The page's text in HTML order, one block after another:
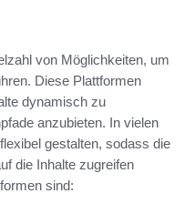
von Möglichkeiten, um
Diese Plattformen
dynamisch zu
anzubieten. In vielen
flexibel gestalten, sodass die
die Inhalte zugreifen
sind: